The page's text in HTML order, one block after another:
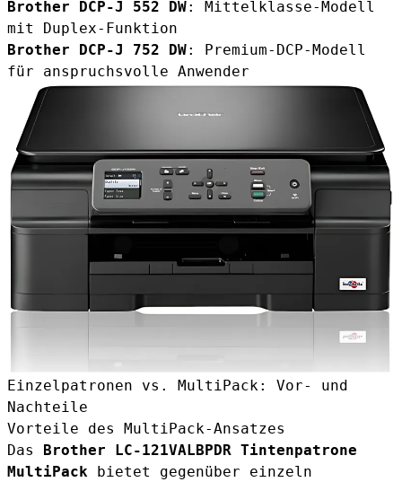
Brother DCP-J 552 DW: Mittelklasse-Modell
mit Duplex-Funktion
Brother DCP-J 752 DW: Premium-DCP-Modell
für anspruchsvolle Anwender
Einzelpatronen vs. MultiPack: Vor- und
Nachteile
Vorteile des MultiPack-Ansatzes
Das
Brother LC-121VALBPDR Tintenpatrone
MultiPack bietet gegenüber einzeln